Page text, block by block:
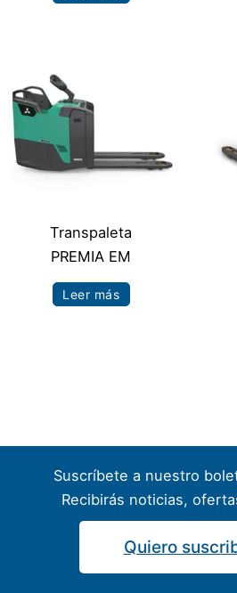
Transpaleta
PREMIA EM
Leer más
Suscríbete a nuestro
Recibirás noticias,
Quiero